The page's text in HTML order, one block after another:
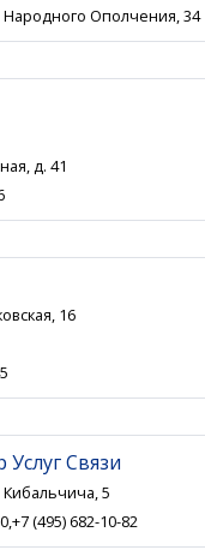
Народного Ополчения, 34
д. 41
16
Связи
Кибальчича, 5
(495) 682-10-82